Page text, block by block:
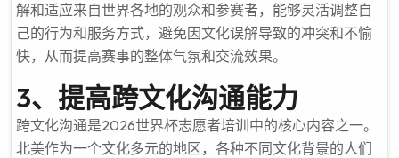
解和适应来自世界各地的观众和参赛者，能够灵活调整自
己的行为和服务方式，避免因文化误解导致的冲突和不愉
快，从而提高赛事的整体气氛和交流效果。
3、提高跨文化沟通能力
跨文化沟通是2026世界杯志愿者培训中的核心内容之一。
北美作为一个文化多元的地区，各种不同文化背景的人们